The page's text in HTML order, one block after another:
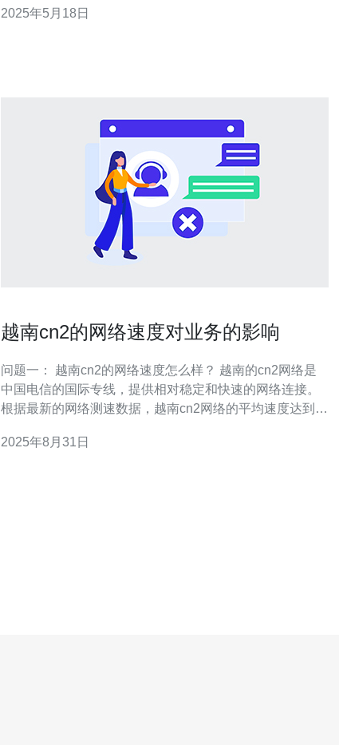
VPS服务采用高性能的硬件设备，配备大容量内存和高速
2025年5月18日
越南cn2的网络速度对业务的影响
问题一： 越南cn2的网络速度怎么样？ 越南的cn2网络是
中国电信的国际专线，提供相对稳定和快速的网络连接。
根据最新的网络测速数据，越南cn2网络的平均速度达到
满意的水平。特别是在进行大文件传输或视频会议时，cn2
2025年8月31日